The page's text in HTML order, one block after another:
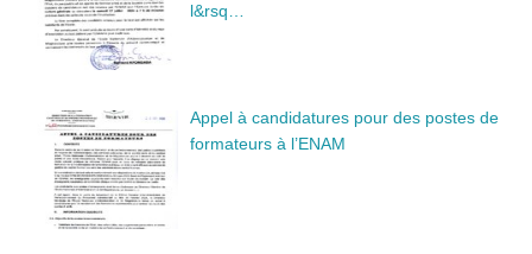
l&rsq…
Appel à candidatures pour des postes de
formateurs à l’ENAM